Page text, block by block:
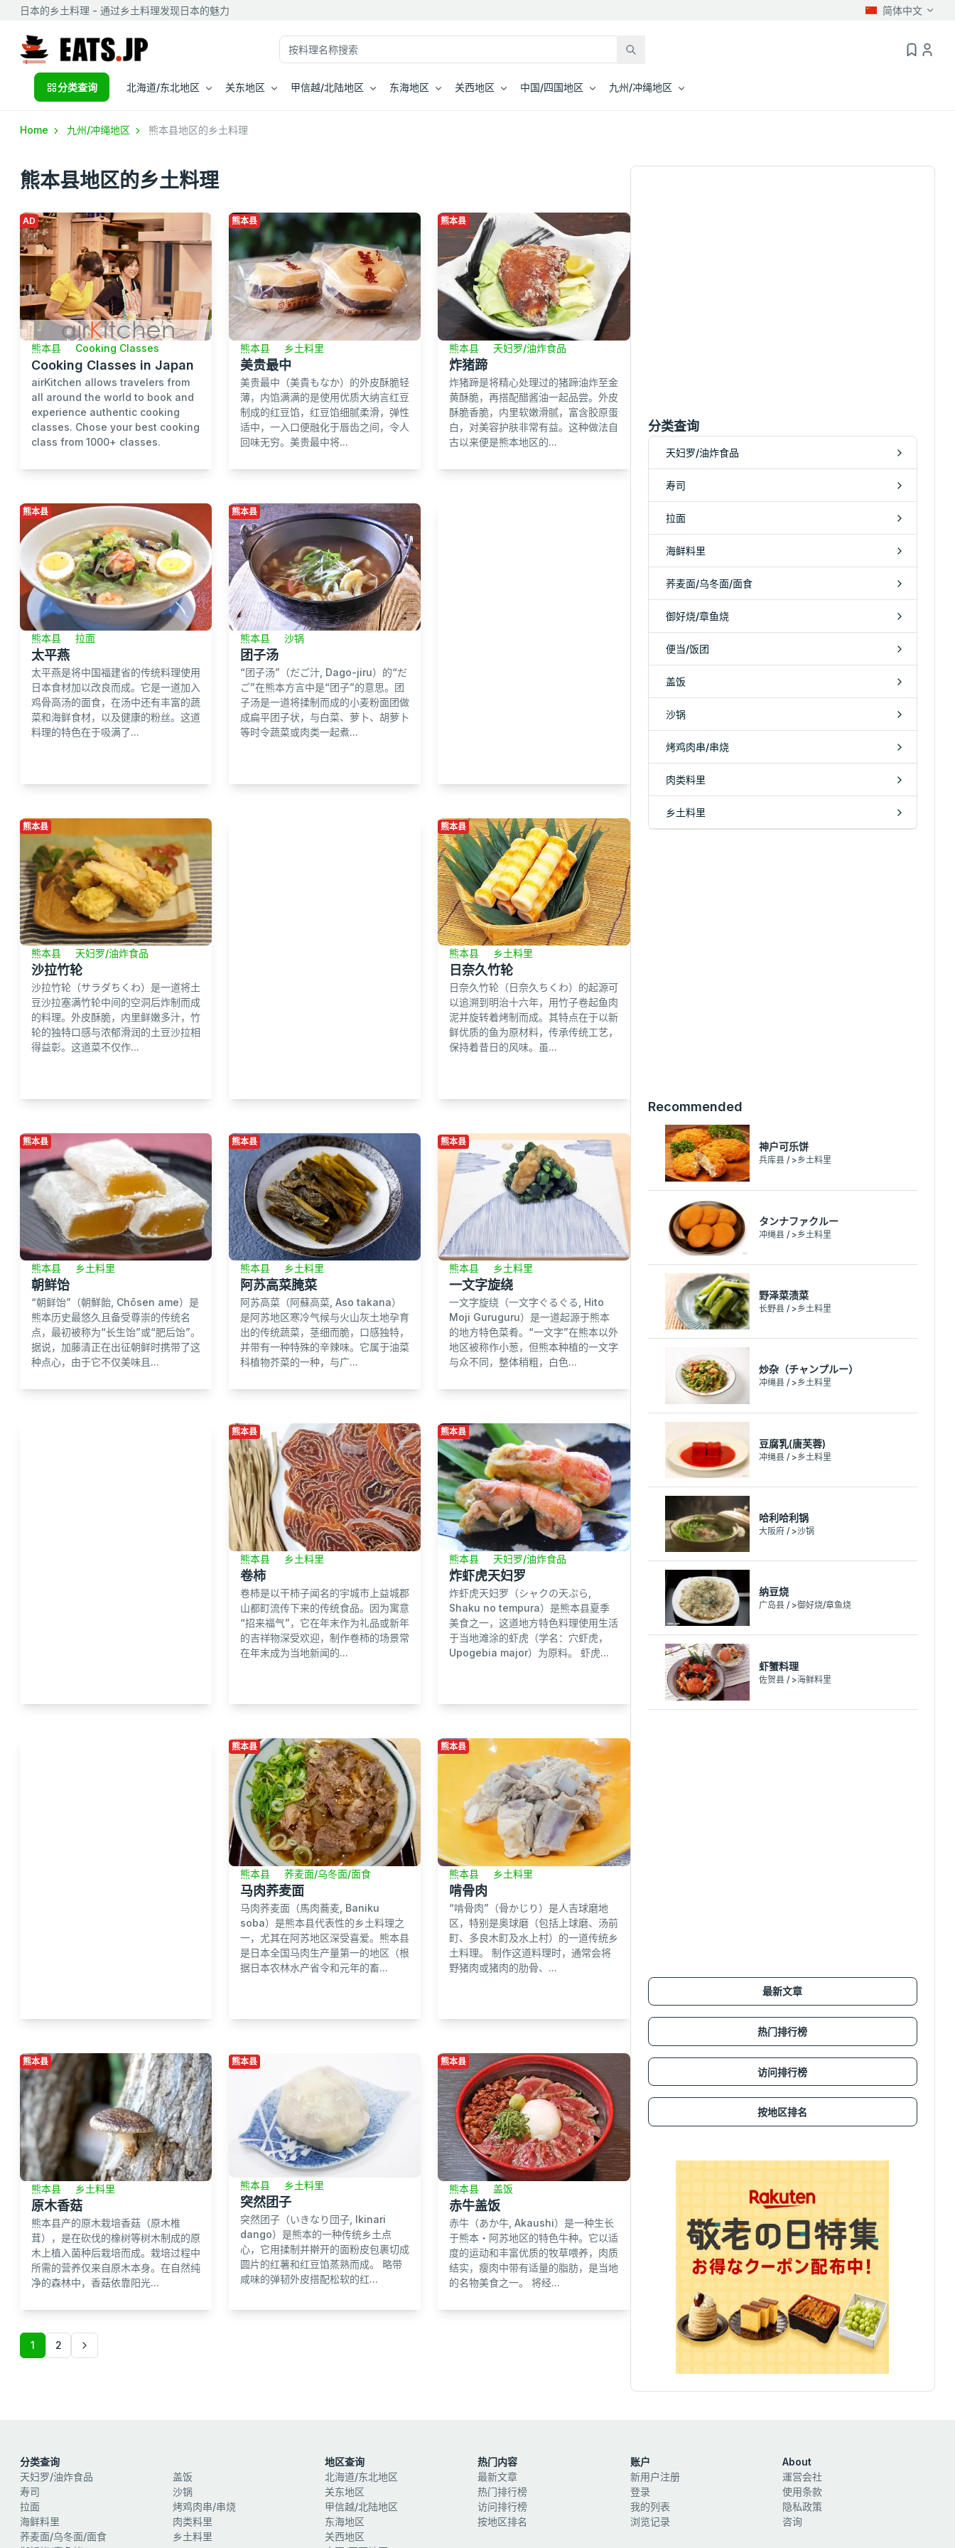
日本的乡土料理 - 通过乡土料理发现日本的魅力 简体中文
分类查询 北海道/东北地区 关东地区 甲信越/北陆地区 东海地区 关西地区 中国/四国地区 九州/冲绳地区
Home 九州/冲绳地区 熊本县地区的乡土料理
熊本县地区的乡土料理
AD
熊本县 Cooking Classes
Cooking Classes in Japan
airKitchen allows travelers from
all around the world to book and
experience authentic cooking
classes. Chose your best cooking
class from 1000+ classes.
熊本县
熊本县 乡土料里
美贵最中
美贵最中（美貴もなか）的外皮酥脆轻
薄，内馅满满的是使用优质大纳言红豆
制成的红豆馅，红豆馅细腻柔滑，弹性
适中，一入口便融化于唇齿之间，令人
回味无穷。美贵最中将...
熊本县
熊本县 天妇罗/油炸食品
炸猪蹄
炸猪蹄是将精心处理过的猪蹄油炸至金
黄酥脆，再搭配醋酱油一起品尝。外皮
酥脆香脆，内里软嫩滑腻，富含胶原蛋
白，对美容护肤非常有益。这种做法自
古以来便是熊本地区的...
熊本县
熊本县 拉面
太平燕
太平燕是将中国福建省的传统料理使用
日本食材加以改良而成。它是一道加入
鸡骨高汤的面食，在汤中还有丰富的蔬
菜和海鲜食材，以及健康的粉丝。这道
料理的特色在于吸满了...
熊本县
熊本县 沙锅
团子汤
“团子汤”（だご汁, Dago-jiru）的“だ
ご”在熊本方言中是“团子”的意思。团
子汤是一道将揉制而成的小麦粉面团做
成扁平团子状，与白菜、萝卜、胡萝卜
等时令蔬菜或肉类一起煮...
熊本县
熊本县 天妇罗/油炸食品
沙拉竹轮
沙拉竹轮（サラダちくわ）是一道将土
豆沙拉塞满竹轮中间的空洞后炸制而成
的料理。外皮酥脆，内里鲜嫩多汁，竹
轮的独特口感与浓郁滑润的土豆沙拉相
得益彰。这道菜不仅作...
熊本县
熊本县 乡土料里
日奈久竹轮
日奈久竹轮（日奈久ちくわ）的起源可
以追溯到明治十六年，用竹子卷起鱼肉
泥并旋转着烤制而成。其特点在于以新
鲜优质的鱼为原材料，传承传统工艺，
保持着昔日的风味。虽...
熊本县
熊本县 乡土料里
朝鲜饴
“朝鲜饴”（朝鮮飴, Chōsen ame）是
熊本历史最悠久且备受尊崇的传统名
点，最初被称为“长生饴”或“肥后饴”。
据说，加藤清正在出征朝鲜时携带了这
种点心，由于它不仅美味且...
熊本县
熊本县 乡土料里
阿苏高菜腌菜
阿苏高菜（阿蘇高菜, Aso takana）
是阿苏地区寒冷气候与火山灰土地孕育
出的传统蔬菜，茎细而脆，口感独特，
并带有一种特殊的辛辣味。它属于油菜
科植物芥菜的一种，与广...
熊本县
熊本县 乡土料里
一文字旋绕
一文字旋绕（一文字ぐるぐる, Hito
Moji Guruguru）是一道起源于熊本
的地方特色菜肴。“一文字”在熊本以外
地区被称作小葱，但熊本种植的一文字
与众不同，整体稍粗，白色...
熊本县
熊本县 乡土料里
卷柿
卷柿是以干柿子闻名的宇城市上益城郡
山都町流传下来的传统食品。因为寓意
“招来福气”，它在年末作为礼品或新年
的吉祥物深受欢迎，制作卷柿的场景常
在年末成为当地新闻的...
熊本县
熊本县 天妇罗/油炸食品
炸虾虎天妇罗
炸虾虎天妇罗（シャクの天ぷら,
Shaku no tempura）是熊本县夏季
美食之一，这道地方特色料理使用生活
于当地滩涂的虾虎（学名：穴虾虎，
Upogebia major）为原料。 虾虎...
熊本县
熊本县 荞麦面/乌冬面/面食
马肉荞麦面
马肉荞麦面（馬肉蕎麦, Baniku
soba）是熊本县代表性的乡土料理之
一，尤其在阿苏地区深受喜爱。熊本县
是日本全国马肉生产量第一的地区（根
据日本农林水产省令和元年的畜...
熊本县
熊本县 乡土料里
啃骨肉
“啃骨肉”（骨かじり）是人吉球磨地
区，特别是奥球磨（包括上球磨、汤前
町、多良木町及水上村）的一道传统乡
土料理。 制作这道料理时，通常会将
野猪肉或猪肉的肋骨、...
熊本县
熊本县 乡土料里
原木香菇
熊本县产的原木栽培香菇（原木椎
茸），是在砍伐的橡树等树木制成的原
木上植入菌种后栽培而成。栽培过程中
所需的营养仅来自原木本身。在自然纯
净的森林中，香菇依靠阳光...
熊本县
熊本县 乡土料里
突然团子
突然团子（いきなり団子, Ikinari
dango）是熊本的一种传统乡土点
心，它用揉制并擀开的面粉皮包裹切成
圆片的红薯和红豆馅蒸熟而成。 略带
咸味的弹韧外皮搭配松软的红...
熊本县
熊本县 盖饭
赤牛盖饭
赤牛（あか牛, Akaushi）是一种生长
于熊本・阿苏地区的特色牛种。它以适
度的运动和丰富优质的牧草喂养，肉质
结实，瘦肉中带有适量的脂肪，是当地
的名物美食之一。 将经...
1 2
分类查询
天妇罗/油炸食品
寿司
拉面
海鲜料里
荞麦面/乌冬面/面食
御好烧/章鱼烧
便当/饭团
盖饭
沙锅
烤鸡肉串/串烧
肉类料里
乡土料里
Recommended
神户可乐饼
兵库县 / >乡土料里
タンナファクルー
冲绳县 / >乡土料里
野泽菜渍菜
长野县 / >乡土料里
炒杂（チャンプルー）
冲绳县 / >乡土料里
豆腐乳(唐芙蓉)
冲绳县 / >乡土料里
哈利哈利锅
大阪府 / >沙锅
纳豆烧
广岛县 / >御好烧/章鱼烧
虾蟹料理
佐贺县 / >海鲜料里
最新文章
热门排行榜
访问排行榜
按地区排名
分类查询
天妇罗/油炸食品
寿司
拉面
海鲜料里
荞麦面/乌冬面/面食
盖饭
沙锅
烤鸡肉串/串烧
肉类料里
乡土料里
地区查询
北海道/东北地区
关东地区
甲信越/北陆地区
东海地区
关西地区
热门内容
最新文章
热门排行榜
访问排行榜
按地区排名
账户
新用户注册
登录
我的列表
浏览记录
About
運営会社
使用条款
隐私政策
咨询